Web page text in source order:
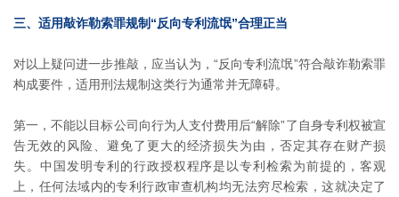
三、适用敲诈勒索罪规制“反向专利流氓”合理正当
对以上疑问进一步推敲，应当认为，“反向专利流氓”符合敲诈勒索罪
构成要件，适用刑法规制这类行为通常并无障碍。
第一，不能以目标公司向行为人支付费用后“解除”了自身专利权被宣
告无效的风险、避免了更大的经济损失为由，否定其存在财产损
失。中国发明专利的行政授权程序是以专利检索为前提的，客观
上，任何法域内的专利行政审查机构均无法穷尽检索，这就决定了